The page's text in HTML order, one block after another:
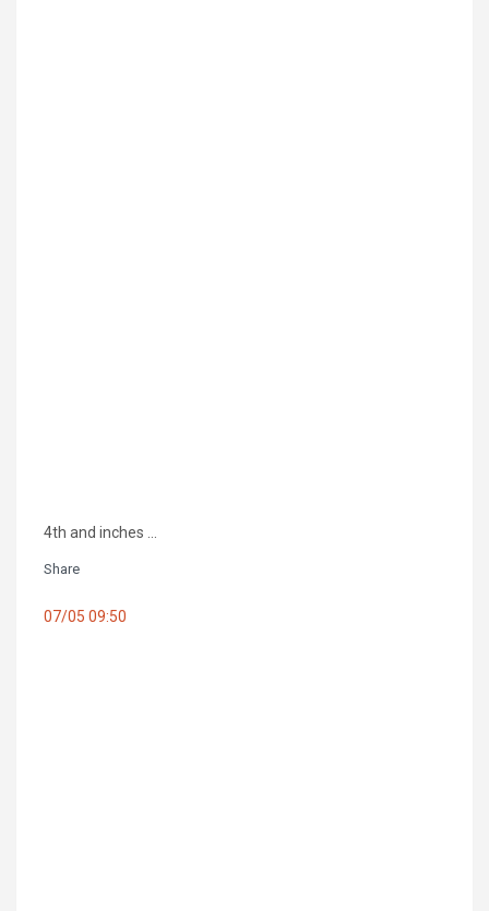
4th and inches ...
Share
07/05 09:50